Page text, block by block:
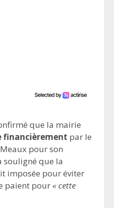
que la mairie
financièrement par le
pour son
que la
imposée pour éviter
paient pour« cette